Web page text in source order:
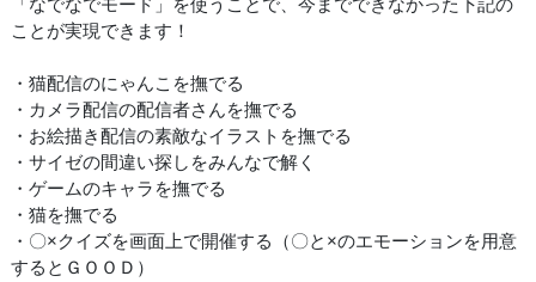
ことが実現できます！
・猫配信のにゃんこを撫でる
・カメラ配信の配信者さんを撫でる
・お絵描き配信の素敵なイラストを撫でる
・サイゼの間違い探しをみんなで解く
・ゲームのキャラを撫でる
・猫を撫でる
・〇×クイズを画面上で開催する（〇と×のエモーションを用意
するとＧＯＯＤ）